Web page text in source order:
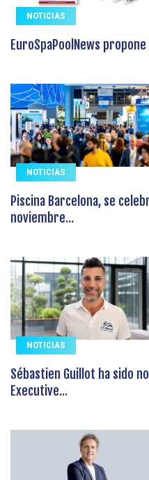
NOTICIAS
EuroSpaPoolNews
NOTICIAS
Piscina Barcelona, se
noviembre...
NOTICIAS
Sébastien Guillot ha sido
Executive...